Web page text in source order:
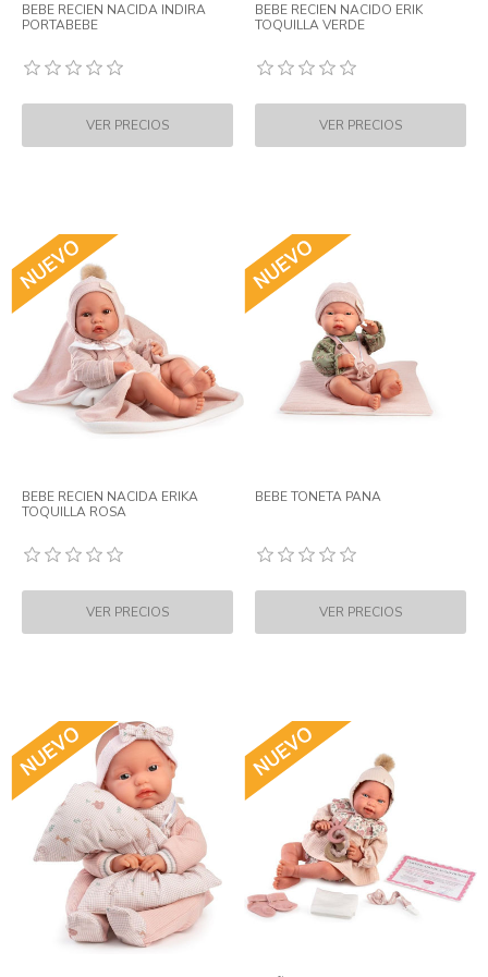
BEBE RECIEN NACIDA INDIRA
PORTABEBE
BEBE RECIEN NACIDO ERIK
TOQUILLA VERDE
BEBE RECIEN NACIDA ERIKA
TOQUILLA ROSA
BEBE TONETA PANA